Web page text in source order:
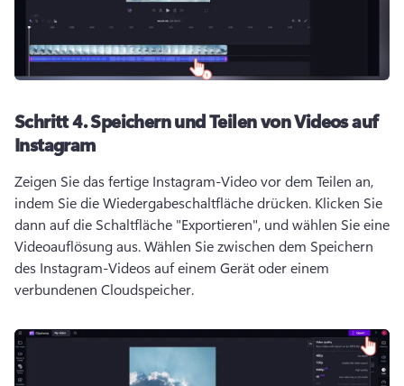
Schritt 4.Speichern und Teilen von Videos auf
Instagram
Zeigen Sie das fertige Instagram-Video vor dem Teilen an,
indem Sie die Wiedergabeschaltfläche drücken. Klicken Sie
dann auf die Schaltfläche "Exportieren", und wählen Sie eine
Videoauflösung aus. Wählen Sie zwischen dem Speichern
des Instagram-Videos auf einem Gerät oder einem
verbundenen Cloudspeicher.